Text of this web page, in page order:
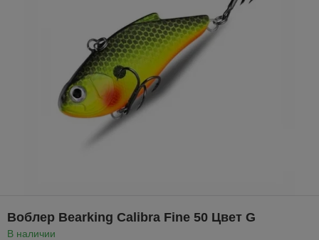
Воблер Bearking Calibra Fine 50 Цвет G
В наличии